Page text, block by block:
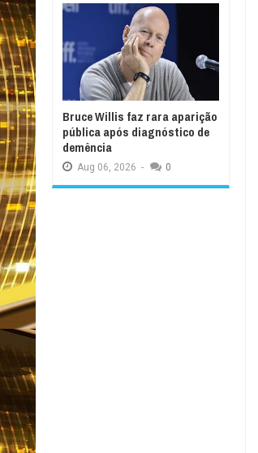
Bruce Willis faz rara aparição
pública após diagnóstico de
demência
Aug 06, 2026 - 0